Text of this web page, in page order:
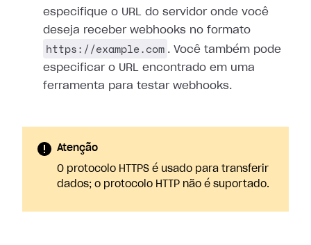
especifique o URL do servidor onde você
deseja receber webhooks no formato
https://example.com . Você também pode
especificar o URL encontrado em uma
ferramenta para testar webhooks.
Atenção
O protocolo HTTPS é usado para transferir
dados; o protocolo HTTP não é suportado.